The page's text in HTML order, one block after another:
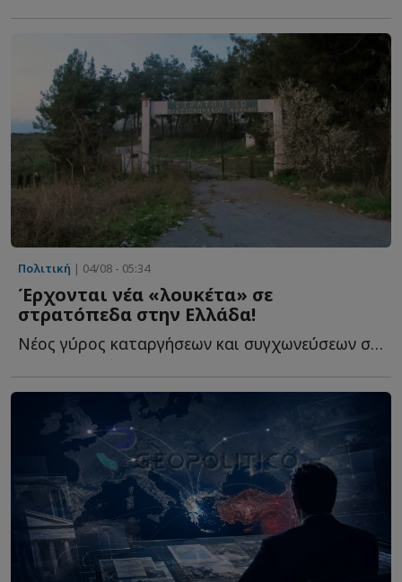
Πολιτική | 04/08 - 05:34
Έρχονται νέα «λουκέτα» σε
στρατόπεδα στην Ελλάδα!
Νέος γύρος καταργήσεων και συγχωνεύσεων στις Ένοπλες Δ...